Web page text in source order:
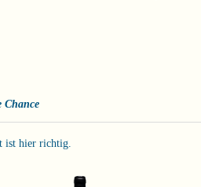
Chance
ist hier richtig.